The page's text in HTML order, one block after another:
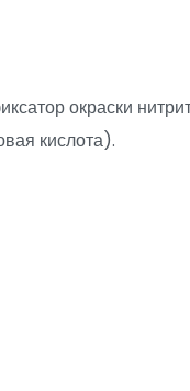
окраски
кислота).